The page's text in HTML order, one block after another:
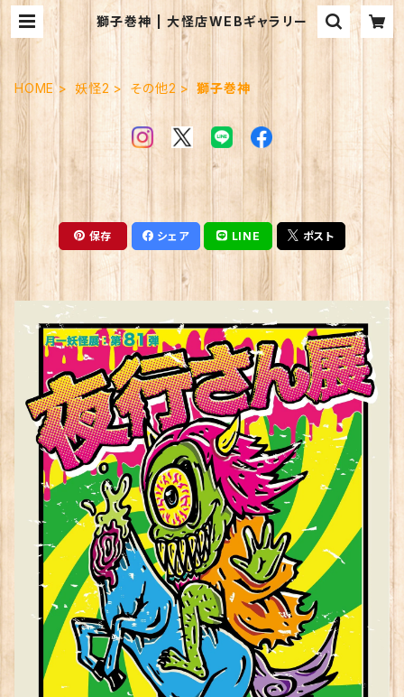
獅子巻神 | 大怪店WEBギャラリー
HOME 妖怪2 その他2 獅子巻神
保存 シェア LINE ポスト